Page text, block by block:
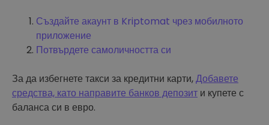
Създайте акаунт в Kriptomat чрез мобилното
приложение
Потвърдете самоличността си
За да избегнете такси за кредитни карти,Добавете
средства, като направите банков депозит и купете с
баланса си в евро.